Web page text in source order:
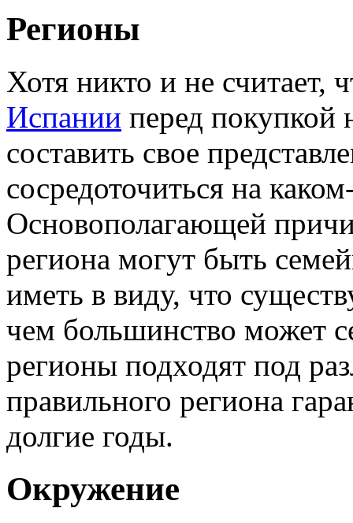
Регионы
Хотя никто и не считает,
Испании перед покупкой
составить свое
сосредоточиться на
Основополагающей
региона могут быть
иметь в виду, что
чем большинство может
регионы подходят под
правильного региона
долгие годы.
Окружение